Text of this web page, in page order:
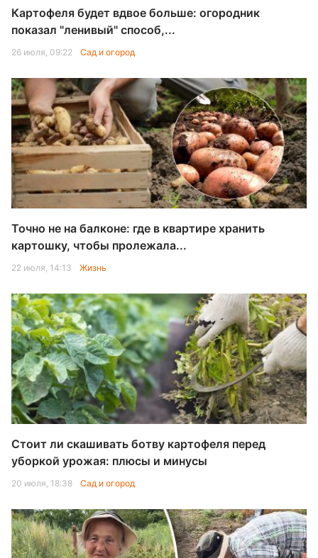
Картофеля будет вдвое больше: огородник
показал "ленивый" способ,...
26 июля, 09:22 Сад и огород
Точно не на балконе: где в квартире хранить
картошку, чтобы пролежала...
22 июля, 14:13 Жизнь
Стоит ли скашивать ботву картофеля перед
уборкой урожая: плюсы и минусы
20 июля, 18:38 Сад и огород